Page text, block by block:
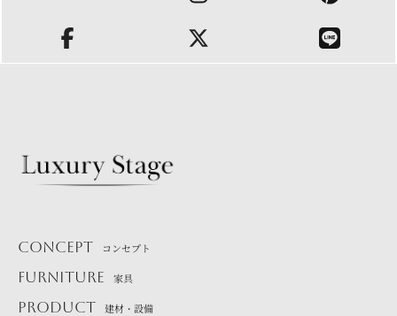
CONCEPT コンセプト
FURNITURE 家具
PRODUCT 建材・設備